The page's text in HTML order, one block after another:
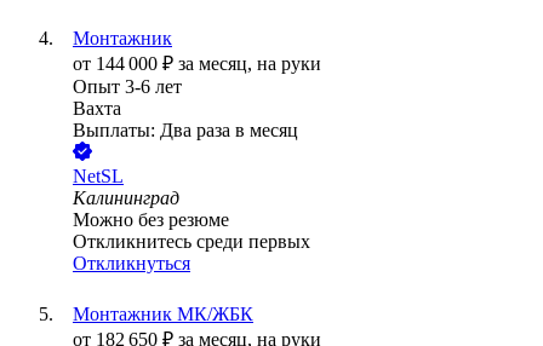
Монтажник
от 144 000 ₽ за месяц, на руки
Опыт 3-6 лет
Вахта
Выплаты: Два раза в месяц
NetSL
Калининград
Можно без резюме
Откликнитесь среди первых
Откликнуться
Монтажник МК/ЖБК
от 182 650 ₽ за месяц, на руки